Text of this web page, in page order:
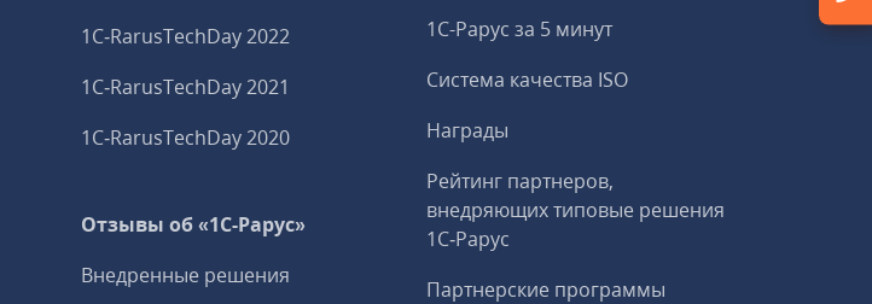
1C‑RarusTechDay 2022
1C‑RarusTechDay 2021
1C‑RarusTechDay 2020
Отзывы об «1С-Рарус»
Внедренные решения
1С-Рарус за 5 минут
Система качества ISO
Награды
Рейтинг партнеров,
внедряющих типовые решения
1С‑Рарус
Партнерские программы